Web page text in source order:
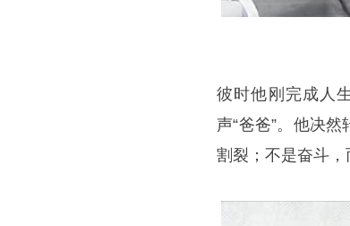
彼时他刚完成人
声“爸爸”。他决
割裂；不是奋斗，